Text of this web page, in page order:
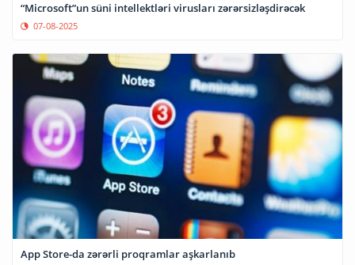
“Microsoft”un süni intellektləri virusları zərərsizləşdirəcək
07-08-2025
App Store-da zərərli proqramlar aşkarlanıb